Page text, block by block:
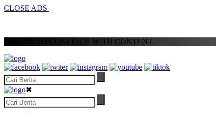
CLOSE ADS
SCROLL TO CONTINUE WITH CONTENT
✖